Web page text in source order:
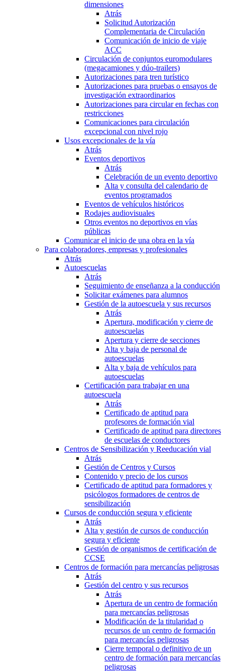
dimensiones
Atrás
Solicitud Autorización
Complementaria de Circulación
Comunicación de inicio de viaje
ACC
Circulación de conjuntos euromodulares
(megacamiones y dúo-trailers)
Autorizaciones para tren turístico
Autorizaciones para pruebas o ensayos de
investigación extraordinarios
Autorizaciones para circular en fechas con
restricciones
Comunicaciones para circulación
excepcional con nivel rojo
Usos excepcionales de la vía
Atrás
Eventos deportivos
Atrás
Celebración de un evento deportivo
Alta y consulta del calendario de
eventos programados
Eventos de vehículos históricos
Rodajes audiovisuales
Otros eventos no deportivos en vías
públicas
Comunicar el inicio de una obra en la vía
Para colaboradores, empresas y profesionales
Atrás
Autoescuelas
Atrás
Seguimiento de enseñanza a la conducción
Solicitar exámenes para alumnos
Gestión de la autoescuela y sus recursos
Atrás
Apertura, modificación y cierre de
autoescuelas
Apertura y cierre de secciones
Alta y baja de personal de
autoescuelas
Alta y baja de vehículos para
autoescuelas
Certificación para trabajar en una
autoescuela
Atrás
Certificado de aptitud para
profesores de formación vial
Certificado de aptitud para directores
de escuelas de conductores
Centros de Sensibilización y Reeducación vial
Atrás
Gestión de Centros y Cursos
Contenido y precio de los cursos
Certificado de aptitud para formadores y
psicólogos formadores de centros de
sensibilización
Cursos de conducción segura y eficiente
Atrás
Alta y gestión de cursos de conducción
segura y eficiente
Gestión de organismos de certificación de
CCSE
Centros de formación para mercancías peligrosas
Atrás
Gestión del centro y sus recursos
Atrás
Apertura de un centro de formación
para mercancías peligrosas
Modificación de la titularidad o
recursos de un centro de formación
para mercancías peligrosas
Cierre temporal o definitivo de un
centro de formación para mercancías
peligrosas